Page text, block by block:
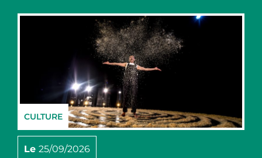
CULTURE
Le 25/09/2026